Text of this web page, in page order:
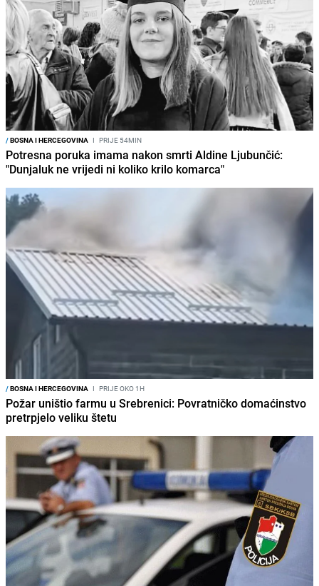
/BOSNA I HERCEGOVINA I PRIJE 54MIN
Potresna poruka imama nakon smrti Aldine Ljubunčić:
"Dunjaluk ne vrijedi ni koliko krilo komarca"
/BOSNA I HERCEGOVINA I PRIJE OKO 1H
Požar uništio farmu u Srebrenici: Povratničko domaćinstvo
pretrpjelo veliku štetu